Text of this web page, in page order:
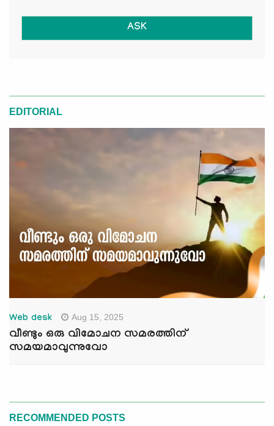
ASK
EDITORIAL
Web desk Aug 15, 2025
വീണ്ടും ഒരു വിമോചന സമരത്തിന്
സമയമാവുന്നുവോ
RECOMMENDED POSTS